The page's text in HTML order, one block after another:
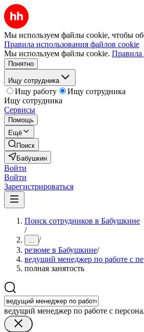
Мы используем файлы cookie, чтобы
Правила использования файлов cookie
Мы используем файлы cookie. Правила
Понятно
Ищу сотрудника
Ищу работу
Ищу сотрудника
Ищу сотрудника
Сервисы
Помощь
Ещё
Поиск
Бабушкин
Войти
Войти
Зарегистрироваться
Поиск сотрудников в Бабушкине
/
... /
резюме в Бабушкине/
ведущий менеджер по работе с
полная занятость
ведущий менеджер по работе с